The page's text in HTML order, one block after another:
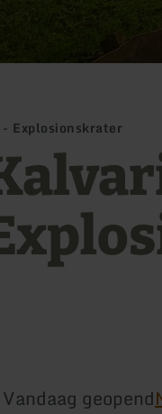
Explosionskrater
Vandaag geopend